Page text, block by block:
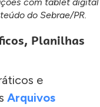
do Sebrae/PR.
Planilhas
e
Arquivos